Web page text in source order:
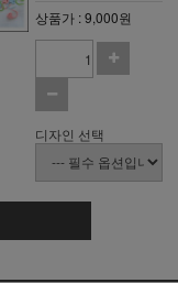
상품가 : 9,000원
디자인 선택